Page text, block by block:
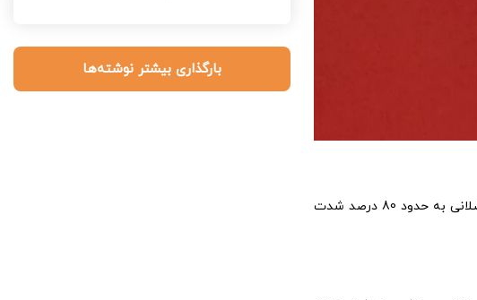
وقتی یک نقطه ماشه‌ای یا گره عضلانی را پیدا کردید، از تکنیک “رهاسازی” استفاده کنید. توپ را روی آن نقطه نگه دارید تا تنش عضلانی به حدود 80 درصد شدت
بارگذاری بیشتر نوشته‌ها